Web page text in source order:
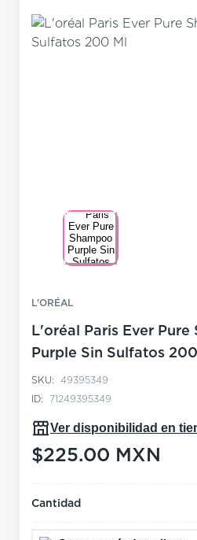
L'ORÉAL
L'oréal Paris Ever Pure
Purple Sin Sulfatos
SKU: 49395349
ID:
71249395349
Ver disponibilidad en
$225.00 MXN
precio actual $225.00
Cantidad